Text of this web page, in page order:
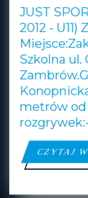
JUST SPORT EVENT CUP (CHŁOPCY
2012 - U11)
Szkolna ul.
metrów od
CZYTAJ